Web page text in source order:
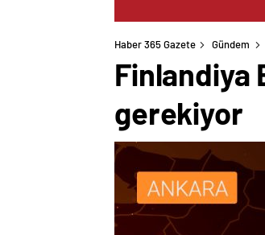
Haber 365 Gazete Gündem
Finlandiya
gerekiyor